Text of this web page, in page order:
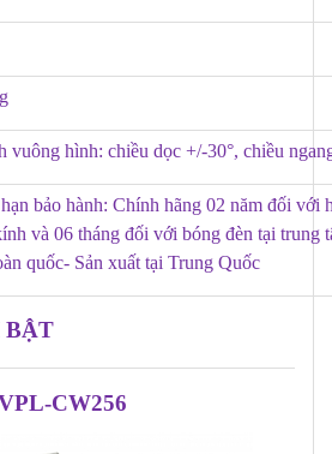
vuông hình: chiều dọc +/-30°, chiều
bảo hành: Chính hãng 02 năm đối với
và 06 tháng đối với bóng đèn tại trung
quốc- Sản xuất tại Trung Quốc
BẬT
CW256